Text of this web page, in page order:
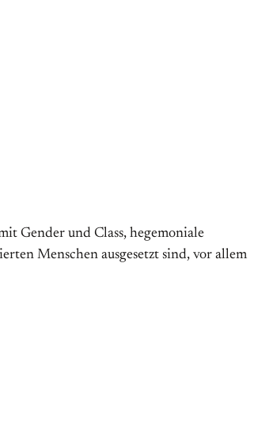
Gender und Class, hegemoniale
Menschen ausgesetzt sind, vor allem